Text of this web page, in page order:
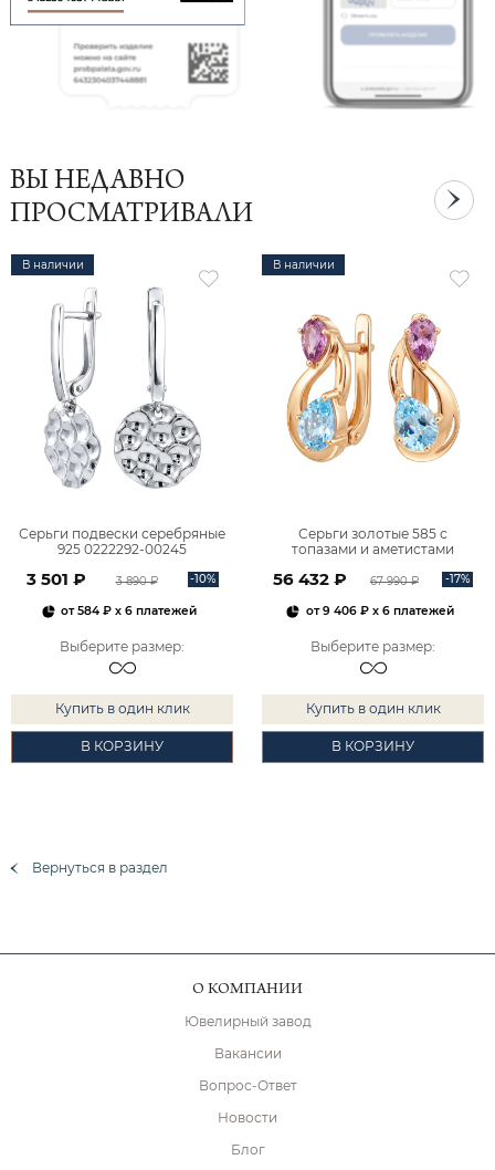
ВЫ НЕДАВНО
ПРОСМАТРИВАЛИ
В наличии
Серьги подвески серебряные
925 0222292-00245
3 501 ₽ 3 890 ₽ -10%
от584 ₽ x 6 платежей
Выберите размер:
Купить в один клик
В КОРЗИНУ
В наличии
Серьги золотые 585 с
топазами и аметистами
56 432 ₽ 67 990 ₽ -17%
от9 406 ₽x 6 платежей
Выберите размер:
Купить в один клик
В КОРЗИНУ
Вернуться в раздел
О КОМПАНИИ
Ювелирный завод
Вакансии
Вопрос-Ответ
Новости
Блог